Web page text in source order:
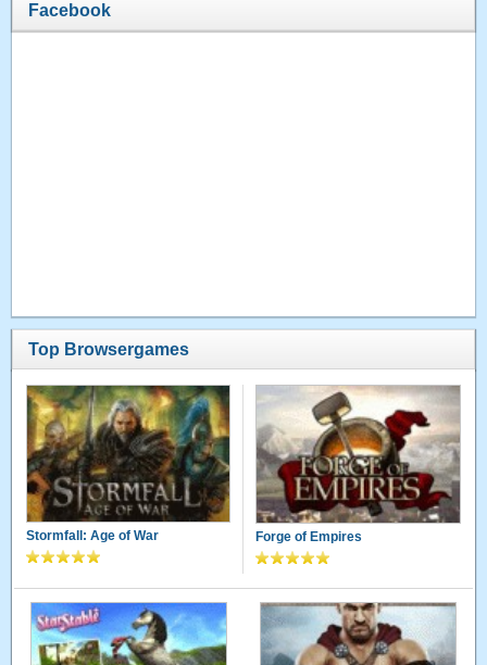
Facebook
Top Browsergames
Stormfall: Age of War Forge of Empires